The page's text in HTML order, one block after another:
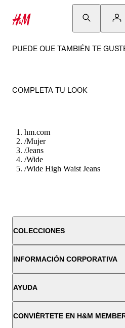
PUEDE QUE TAMBIÉN TE
COMPLETA TU LOOK
hm.com
/Mujer
/Jeans
/Wide
/Wide High Waist Jeans
COLECCIONES
INFORMACIÓN CORPORATIVA
AYUDA
CONVIÉRTETE EN H&M